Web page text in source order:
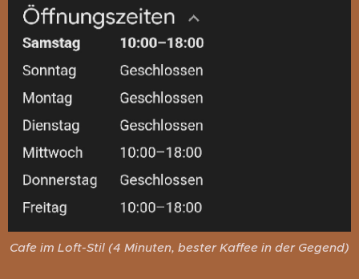
Cafe im Loft-Stil (4 Minuten, bester Kaffee in der Gegend)